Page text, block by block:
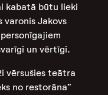
kabatā būtu lieki
varonis Jakovs
un vērtīgi.
vērsušies teātra
no restorāna”